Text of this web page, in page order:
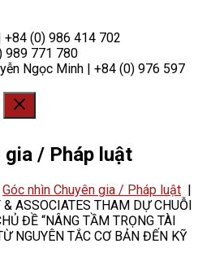
+84 (0) 986 414 702
989 771 780
Ngọc Minh | +84 (0) 976 597
gia / Pháp luật
Góc nhìn Chuyên gia / Pháp luật |
ASSOCIATES THAM DỰ CHUỖI
ĐỀ “NÂNG TẦM TRỌNG TÀI
NGUYÊN TẮC CƠ BẢN ĐẾN KỸ